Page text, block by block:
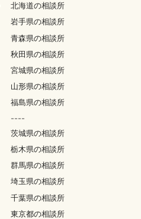
北海道の相談所
岩手県の相談所
青森県の相談所
秋田県の相談所
宮城県の相談所
山形県の相談所
福島県の相談所
----
茨城県の相談所
栃木県の相談所
群馬県の相談所
埼玉県の相談所
千葉県の相談所
東京都の相談所